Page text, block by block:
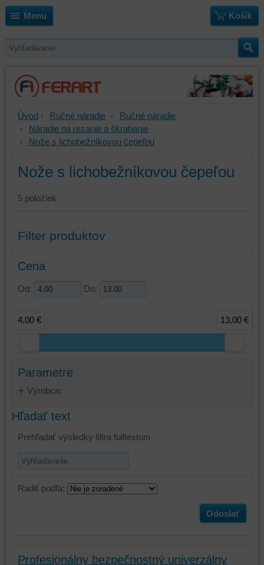
Menu Košík
Úvod Ručné náradie
Ručné náradie
Náradie na rezanie a škrabanie
Nože s lichobežníkovou čepeľou
Nože s lichobežníkovou čepeľou
5 položiek
Filter produktov
Cena
Od: Do:
4,00 € 13,00 €
Parametre
Výrobca:
Hľadať text
Prehľadať výsledky filtra fulltextom
Radiť podľa:
Odoslať
Profesionálny bezpečnostný univerzálny